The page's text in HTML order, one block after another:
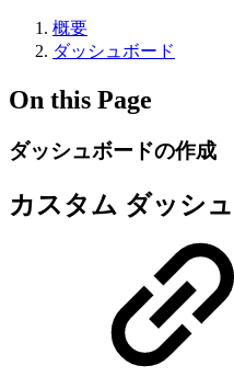
概要
ダッシュボード
On this Page
ダッシュボードの作成
カスタム ダッシ